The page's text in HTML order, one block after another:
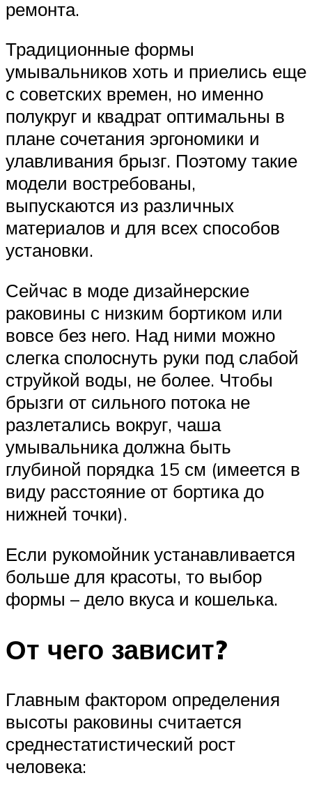
ремонта.
Традиционные формы
умывальников хоть и приелись еще
с советских времен, но именно
полукруг и квадрат оптимальны в
плане сочетания эргономики и
улавливания брызг. Поэтому такие
модели востребованы,
выпускаются из различных
материалов и для всех способов
установки.
Сейчас в моде дизайнерские
раковины с низким бортиком или
вовсе без него. Над ними можно
слегка сполоснуть руки под слабой
струйкой воды, не более. Чтобы
брызги от сильного потока не
разлетались вокруг, чаша
умывальника должна быть
глубиной порядка 15 см (имеется в
виду расстояние от бортика до
нижней точки).
Если рукомойник устанавливается
больше для красоты, то выбор
формы – дело вкуса и кошелька.
От чего зависит?
Главным фактором определения
высоты раковины считается
среднестатистический рост
человека: